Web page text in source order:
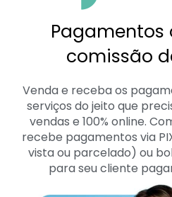
Pagamentos
comissão
Venda e receba os
serviços do jeito que
vendas e 100% online.
recebe pagamentos via
vista ou parcelado) ou
para seu cliente